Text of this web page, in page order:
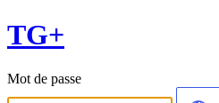
TG+
Mot de passe